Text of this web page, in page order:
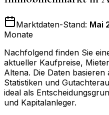
Marktdaten-Stand: Mai
Monate
Nachfolgend finden Sie
aktueller Kaufpreise,
Altena. Die Daten
Statistiken und
ideal als
und Kapitalanleger.